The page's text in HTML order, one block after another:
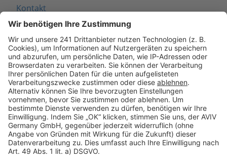
Kontakt
Seitenaufbau
Barrierefreiheit
Cookie Einstellungen
Rechtliches
AGB-Übersicht
Datenschutz
Impressum